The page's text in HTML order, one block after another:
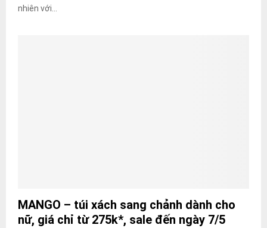
nhiên với...
MANGO – túi xách sang chảnh dành cho
nữ, giá chỉ từ 275k*, sale đến ngày 7/5